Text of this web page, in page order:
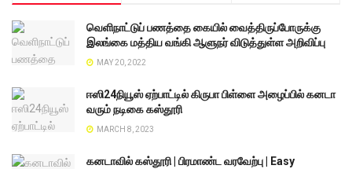
வெளிநாட்டுப் பணத்தை கையில் வைத்திருப்போருக்கு
இலங்கை மத்திய வங்கி ஆளுநர் விடுத்துள்ள அறிவிப்பு
MAY 20, 2022
ஈஸி24நியூஸ் ஏற்பாட்டில் கிருபா பிள்ளை அழைப்பில் கனடா
வரும் நடிகை கஸ்தூரி
MARCH 8, 2023
கனடாவில் கஸ்தூரி | பிரமாண்ட வரவேற்பு | Easy